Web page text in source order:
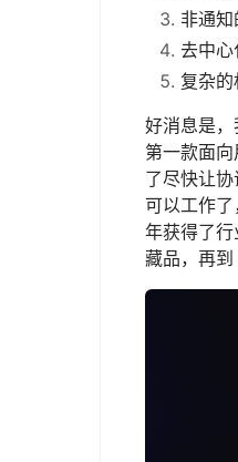
非通
去中心
复杂
好消息是
第一款面向
了尽快让协
可以工作
年获得了
藏品，再到